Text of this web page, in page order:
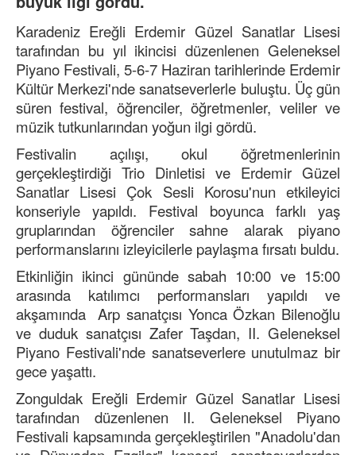
Karadeniz Ereğli Erdemir Güzel Sanatlar Lisesi
tarafından bu yıl ikincisi düzenlenen Geleneksel
Piyano Festivali, 5-6-7 Haziran tarihlerinde Erdemir
Kültür Merkezi'nde sanatseverlerle buluştu. Üç gün
süren festival, öğrenciler, öğretmenler, veliler ve
müzik tutkunlarından yoğun ilgi gördü.
Festivalin açılışı, okul öğretmenlerinin
gerçekleştirdiği Trio Dinletisi ve Erdemir Güzel
Sanatlar Lisesi Çok Sesli Korosu'nun etkileyici
konseriyle yapıldı. Festival boyunca farklı yaş
gruplarından öğrenciler sahne alarak piyano
performanslarını izleyicilerle paylaşma fırsatı buldu.
Etkinliğin ikinci gününde sabah 10:00 ve 15:00
arasında katılımcı performansları yapıldı ve
akşamında Arp sanatçısı Yonca Özkan Bilenoğlu
ve duduk sanatçısı Zafer Taşdan, II. Geleneksel
Piyano Festivali'nde sanatseverlere unutulmaz bir
gece yaşattı.
Zonguldak Ereğli Erdemir Güzel Sanatlar Lisesi
tarafından düzenlenen II. Geleneksel Piyano
Festivali kapsamında gerçekleştirilen "Anadolu'dan